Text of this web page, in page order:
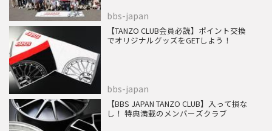
bbs-japan
【TANZO CLUB会員必読】ポイント交換
でオリジナルグッズをGETしよう！
bbs-japan
【BBS JAPAN TANZO CLUB】入って損な
し！ 特典満載のメンバーズクラブ